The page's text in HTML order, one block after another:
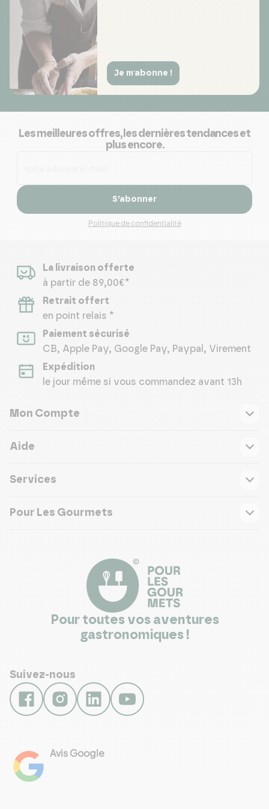
Je m'abonne !
Les meilleures offres, les dernières tendances et
plus encore.
S’abonner
Politique de confidentialité
La livraison offerte
à partir de 89,00€*
Retrait offert
en point relais *
Paiement sécurisé
CB, Apple Pay, Google Pay, Paypal, Virement
Expédition
le jour même si vous commandez avant 13h
Mon Compte
Aide
Services
Pour Les Gourmets
Pour toutes vos aventures
gastronomiques !
Suivez-nous
Avis Google